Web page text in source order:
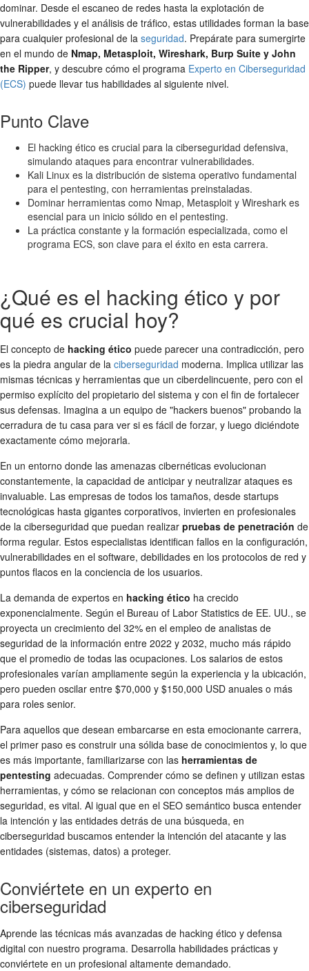
dominar. Desde el escaneo de redes hasta la explotación de
vulnerabilidades y el análisis de tráfico, estas utilidades forman la base
para cualquier profesional de la seguridad. Prepárate para sumergirte
en el mundo de Nmap, Metasploit, Wireshark, Burp Suite y John
the Ripper, y descubre cómo el programa Experto en Ciberseguridad
(ECS) puede llevar tus habilidades al siguiente nivel.
Punto Clave
El hacking ético es crucial para la ciberseguridad defensiva,
simulando ataques para encontrar vulnerabilidades.
Kali Linux es la distribución de sistema operativo fundamental
para el pentesting, con herramientas preinstaladas.
Dominar herramientas como Nmap, Metasploit y Wireshark es
esencial para un inicio sólido en el pentesting.
La práctica constante y la formación especializada, como el
programa ECS, son clave para el éxito en esta carrera.
¿Qué es el hacking ético y por
qué es crucial hoy?
El concepto de hacking ético puede parecer una contradicción, pero
es la piedra angular de la ciberseguridad moderna. Implica utilizar las
mismas técnicas y herramientas que un ciberdelincuente, pero con el
permiso explícito del propietario del sistema y con el fin de fortalecer
sus defensas. Imagina a un equipo de "hackers buenos" probando la
cerradura de tu casa para ver si es fácil de forzar, y luego diciéndote
exactamente cómo mejorarla.
En un entorno donde las amenazas cibernéticas evolucionan
constantemente, la capacidad de anticipar y neutralizar ataques es
invaluable. Las empresas de todos los tamaños, desde startups
tecnológicas hasta gigantes corporativos, invierten en profesionales
de la ciberseguridad que puedan realizar pruebas de penetración de
forma regular. Estos especialistas identifican fallos en la configuración,
vulnerabilidades en el software, debilidades en los protocolos de red y
puntos flacos en la conciencia de los usuarios.
La demanda de expertos en hacking ético ha crecido
exponencialmente. Según el Bureau of Labor Statistics de EE. UU., se
proyecta un crecimiento del 32% en el empleo de analistas de
seguridad de la información entre 2022 y 2032, mucho más rápido
que el promedio de todas las ocupaciones. Los salarios de estos
profesionales varían ampliamente según la experiencia y la ubicación,
pero pueden oscilar entre $70,000 y $150,000 USD anuales o más
para roles senior.
Para aquellos que desean embarcarse en esta emocionante carrera,
el primer paso es construir una sólida base de conocimientos y, lo que
es más importante, familiarizarse con las herramientas de
pentesting adecuadas. Comprender cómo se definen y utilizan estas
herramientas, y cómo se relacionan con conceptos más amplios de
seguridad, es vital. Al igual que en el SEO semántico busca entender
la intención y las entidades detrás de una búsqueda, en
ciberseguridad buscamos entender la intención del atacante y las
entidades (sistemas, datos) a proteger.
Conviértete en un experto en
ciberseguridad
Aprende las técnicas más avanzadas de hacking ético y defensa
digital con nuestro programa. Desarrolla habilidades prácticas y
conviértete en un profesional altamente demandado.